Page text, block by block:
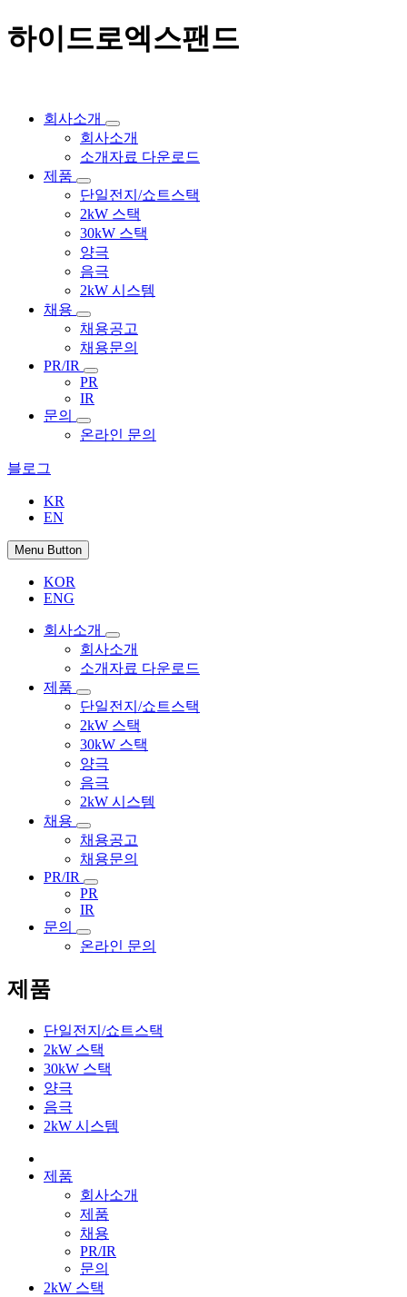
하이드로엑스팬드
회사소개
회사소개
소개자료 다운로드
제품
단일전지/쇼트스택
2kW 스택
30kW 스택
양극
음극
2kW 시스템
채용
채용공고
채용문의
PR/IR
PR
IR
문의
온라인 문의
블로그
KR
EN
Menu Button
KOR
ENG
회사소개
회사소개
소개자료 다운로드
제품
단일전지/쇼트스택
2kW 스택
30kW 스택
양극
음극
2kW 시스템
채용
채용공고
채용문의
PR/IR
PR
IR
문의
온라인 문의
제품
단일전지/쇼트스택
2kW 스택
30kW 스택
양극
음극
2kW 시스템
제품
회사소개
제품
채용
PR/IR
문의
2kW 스택